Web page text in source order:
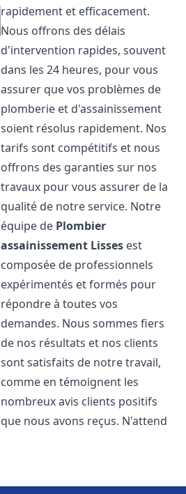
rapidement et efficacement.
Nous offrons des délais
d'intervention rapides, souvent
dans les 24 heures, pour vous
assurer que vos problèmes de
plomberie et d'assainissement
soient résolus rapidement. Nos
tarifs sont compétitifs et nous
offrons des garanties sur nos
travaux pour vous assurer de la
qualité de notre service. Notre
équipe de Plombier
assainissement Lisses est
composée de professionnels
expérimentés et formés pour
répondre à toutes vos
demandes. Nous sommes fiers
de nos résultats et nos clients
sont satisfaits de notre travail,
comme en témoignent les
nombreux avis clients positifs
que nous avons reçus. N'attend